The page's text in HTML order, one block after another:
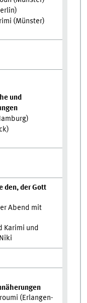
(Münster)
und
den, der Gott
Abend mit
Karimi und
(Erlangen-